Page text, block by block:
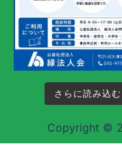
さらに読み込む
Copyright ©